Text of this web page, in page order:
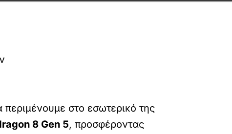
περιμένουμε στο εσωτερικό της
8 Gen 5, προσφέροντας